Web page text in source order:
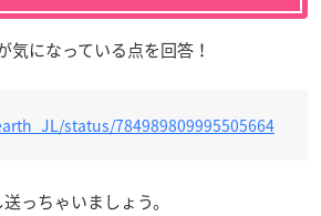
になっている点を回答！
status/784989809995505664
っちゃいましょう。